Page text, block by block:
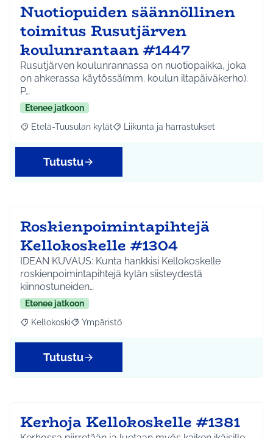
Nuotiopuiden säännöllinen
toimitus Rusutjärven
koulunrantaan #1447
Rusutjärven koulunrannassa on nuotiopaikka, joka
on ahkerassa käytössä(mm. koulun iltapäiväkerho).
P…
Etenee jatkoon
Rajaa tulokset aihepiirin mukaan: Etelä-Tuusulan kylät
Etelä-Tuusulan kylät Rajaa tulokset teeman mukaan:
Liikunta ja harrastukset
Tutustu
Roskienpoimintapihtejä
Kellokoskelle #1304
IDEAN KUVAUS: Kunta hankkisi Kellokoskelle
roskienpoimintapihtejä kylän siisteydestä
kiinnostuneiden…
Etenee jatkoon
Rajaa tulokset aihepiirin mukaan: Kellokoski
Kellokoski Rajaa tulokset teeman mukaan: Ympäristö
Ympäristö
Tutustu
Kerhoja Kellokoskelle #1381